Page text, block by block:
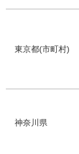
東京都(市町村)
神奈川県